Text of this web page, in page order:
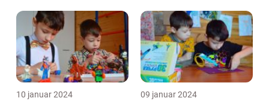
der...
10 januar 2024 09 januar 2024